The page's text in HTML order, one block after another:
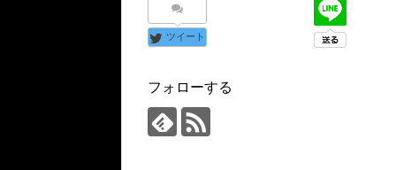
ツイート
フォローする